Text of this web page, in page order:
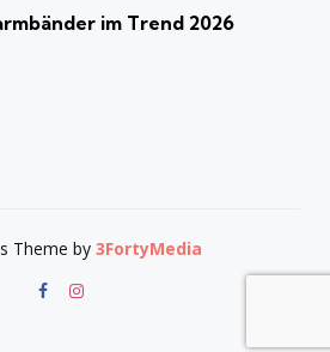
im Trend 2026
Theme by 3FortyMedia